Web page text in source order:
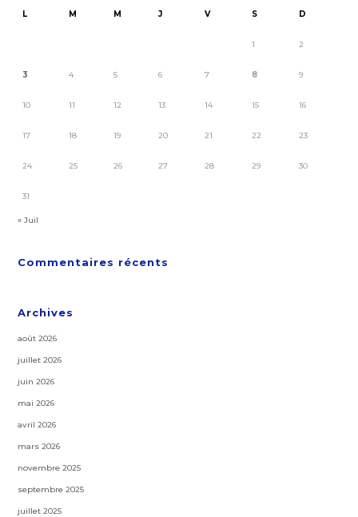
L M M J V S D
1 2
3 4 5 6 7 8 9
10 11 12 13 14 15 16
17 18 19 20 21 22 23
24 25 26 27 28 29 30
31
« Juil
Commentaires récents
Archives
août 2026
juillet 2026
juin 2026
mai 2026
avril 2026
mars 2026
novembre 2025
septembre 2025
juillet 2025